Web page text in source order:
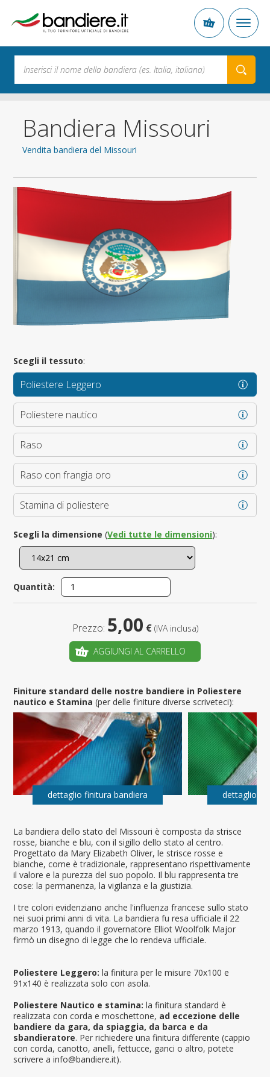
Bandiera Missouri
Vendita bandiera del Missouri
La bandiera dello stato del Missouri è composta da strisce
rosse, bianche e blu, con il sigillo dello stato al centro.
Progettato da Mary Elizabeth Oliver, le strisce rosse e
bianche, come è tradizionale, rappresentano rispettivamente
il valore e la purezza del suo popolo. Il blu rappresenta tre
cose: la permanenza, la vigilanza e la giustizia.
I tre colori evidenziano anche l'influenza francese sullo stato
nei suoi primi anni di vita. La bandiera fu resa ufficiale il 22
marzo 1913, quando il governatore Elliot Woolfolk Major
firmò un disegno di legge che lo rendeva ufficiale.
Poliestere Leggero: la finitura per le misure 70x100 e
91x140 è realizzata solo con asola.
Poliestere Nautico e stamina: la finitura standard è
realizzata con corda e moschettone, ad eccezione delle
bandiere da gara, da spiaggia, da barca e da
sbandieratore. Per richiedere una finitura differente (cappio
con corda, canotto, anelli, fettucce, ganci o altro, potete
scrivere a info@bandiere.it).
Scegli il tessuto:
Poliestere Leggero
Poliestere nautico
Raso
Raso con frangia oro
Stamina di poliestere
Scegli la dimensione (Vedi tutte le dimensioni):
Quantità:
Prezzo: 5,00 € (IVA inclusa)
AGGIUNGI AL CARRELLO
Finiture standard delle nostre bandiere in Poliestere
nautico e Stamina(per delle finiture diverse scriveteci):
dettaglio finitura bandiera dettaglio